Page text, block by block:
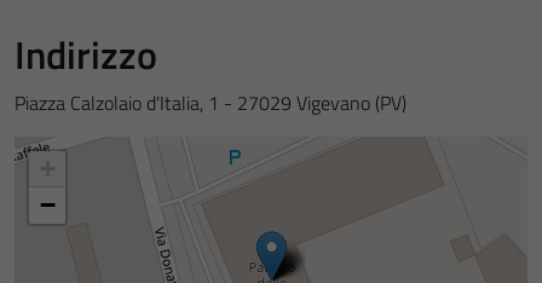
Indirizzo
Piazza Calzolaio d'Italia, 1 - 27029 Vigevano (PV)
−